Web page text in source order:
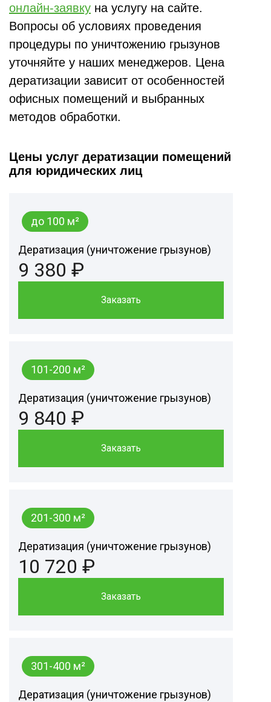
онлайн-заявку на услугу на сайте.
Вопросы об условиях проведения
процедуры по уничтожению грызунов
уточняйте у наших менеджеров. Цена
дератизации зависит от особенностей
офисных помещений и выбранных
методов обработки.
Цены услуг дератизации помещений
для юридических лиц
до 100 м²
Дератизация (уничтожение грызунов)
9 380 ₽
Заказать
101-200 м²
Дератизация (уничтожение грызунов)
9 840 ₽
Заказать
201-300 м²
Дератизация (уничтожение грызунов)
10 720 ₽
Заказать
301-400 м²
Дератизация (уничтожение грызунов)